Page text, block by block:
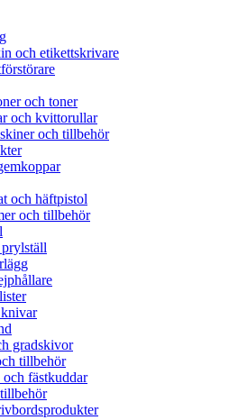
och etikettskrivare
och toner
och kvittorullar
och tillbehör
och häftpistol
och tillbehör
gradskivor
tillbehör
och fästkuddar